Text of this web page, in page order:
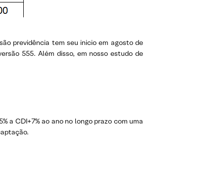
previdência tem seu inicio em agosto de
555. Além disso, em nosso estudo de
a CDI+7% ao ano no longo prazo com uma